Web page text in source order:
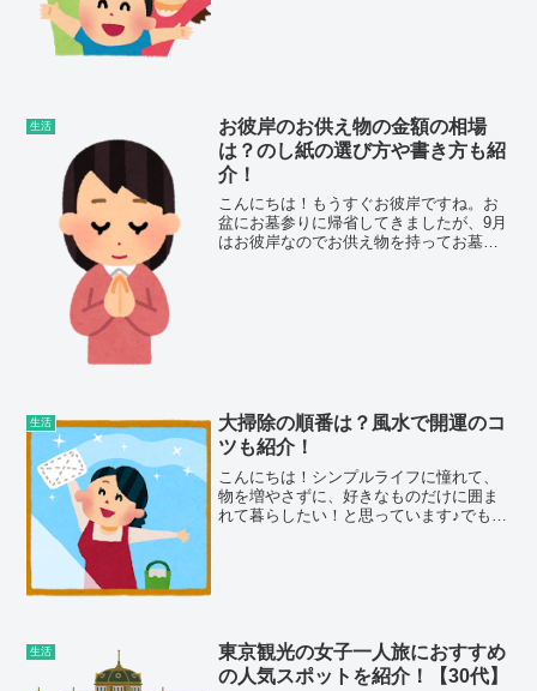
生活
お彼岸のお供え物の金額の相場
は？のし紙の選び方や書き方も紹
介！
こんにちは！もうすぐお彼岸ですね。お
盆にお墓参りに帰省してきましたが、9月
はお彼岸なのでお供え物を持ってお墓参
生活
大掃除の順番は？風水で開運のコ
ツも紹介！
こんにちは！シンプルライフに憧れて、
物を増やさずに、好きなものだけに囲ま
れて暮らしたい！と思っています♪でも買
生活
東京観光の女子一人旅におすすめ
の人気スポットを紹介！【30代】